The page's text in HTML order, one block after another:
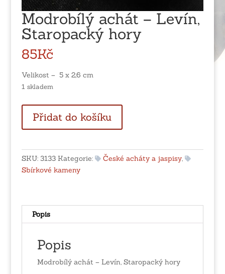
Modrobílý achát – Levín,
Staropacký hory
85Kč
Velikost – 5 x 2,6 cm
1 skladem
achát
-
Staropacký
hory
Přidat do košíku
SKU: 3133 Kategorie: České acháty a jaspisy,
Sbírkové kameny
Popis
Popis
Modrobílý achát – Levín, Staropacký hory